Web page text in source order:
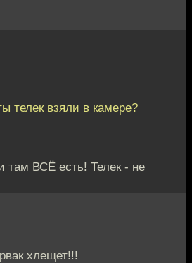
телек взяли в камере?
там ВСЁ есть! Телек - не
хлещет!!!